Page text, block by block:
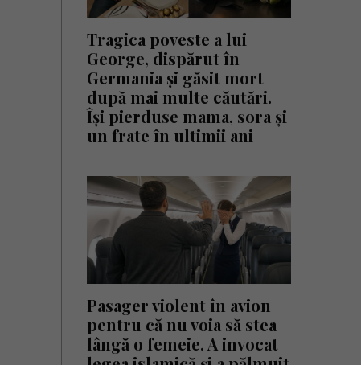
Tragica poveste a lui
George, dispărut în
Germania și găsit mort
după mai multe căutări.
Își pierduse mama, sora și
un frate în ultimii ani
Pasager violent în avion
pentru că nu voia să stea
lângă o femeie. A invocat